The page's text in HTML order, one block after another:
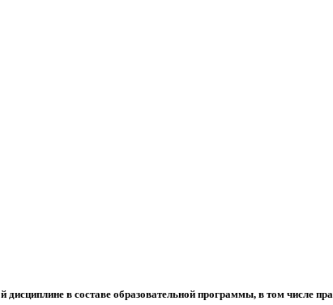
в составе образовательной программы, в том числе